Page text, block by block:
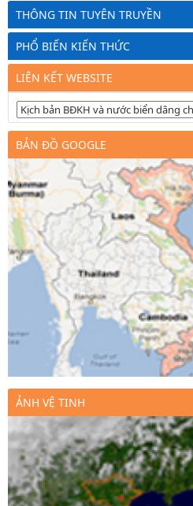
THÔNG TIN TUYÊN TRUYỀN
PHỔ BIẾN KIẾN THỨC
LIÊN KẾT WEBSITE
BẢN ĐỒ GOOGLE
ẢNH VỆ TINH